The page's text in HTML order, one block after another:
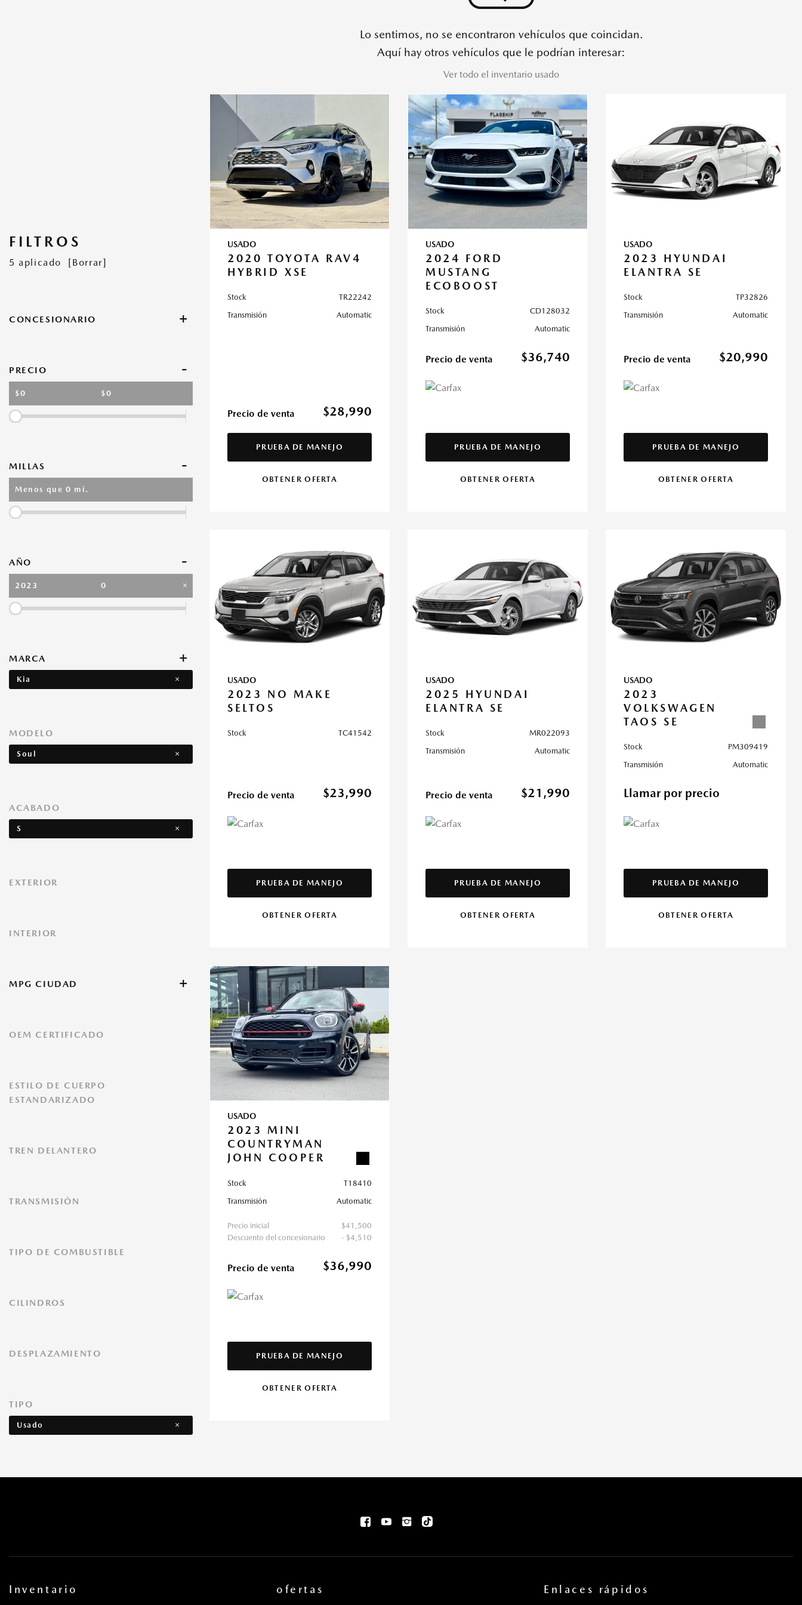
FILTROS
5 aplicado [Borrar]
CONCESIONARIO +
PRECIO -
$0 $0
MILLAS -
Menos que 0 mi.
AÑO -
2023 0
MARCA +
Hyundai
MINI
No Make
Volkswagen
Kia
MODELO
Soul
ACABADO
S
EXTERIOR
INTERIOR
MPG CIUDAD +
OEM CERTIFICADO
ESTILO DE CUERPO
ESTANDARIZADO
TREN DELANTERO
TRANSMISIÓN
TIPO DE COMBUSTIBLE
CILINDROS
DESPLAZAMIENTO
TIPO
Usado
Lo sentimos, no se encontraron vehículos que coincidan.
Aquí hay otros vehículos que le podrían interesar:
Ver todo el inventario usado
USADO
2020 TOYOTA RAV4
HYBRID XSE
Stock
TR22242
Transmisión
Automatic
Precio de venta $28,990
PRUEBA DE MANEJO
OBTENER OFERTA
USADO
2024 FORD
MUSTANG
ECOBOOST
Stock
CD128032
Transmisión
Automatic
Precio de venta $36,740
PRUEBA DE MANEJO
OBTENER OFERTA
USADO
2023 HYUNDAI
ELANTRA SE
Stock
TP32826
Transmisión
Automatic
Precio de venta $20,990
PRUEBA DE MANEJO
OBTENER OFERTA
USADO
2023 NO MAKE
SELTOS
Stock TC41542
Precio de venta $23,990
PRUEBA DE MANEJO
OBTENER OFERTA
USADO
2025 HYUNDAI
ELANTRA SE
Stock
MR022093
Transmisión
Automatic
Precio de venta $21,990
PRUEBA DE MANEJO
OBTENER OFERTA
USADO
2023
VOLKSWAGEN
TAOS SE
Stock
PM309419
Transmisión
Automatic
Llamar por precio
PRUEBA DE MANEJO
OBTENER OFERTA
USADO
2023 MINI
COUNTRYMAN
JOHN COOPER
Stock
T18410
Transmisión
Automatic
Precio inicial
$41,500
Descuento del concesionario
- $4,510
Precio de venta $36,990
PRUEBA DE MANEJO
OBTENER OFERTA
Inventario ofertas Enlaces rápidos